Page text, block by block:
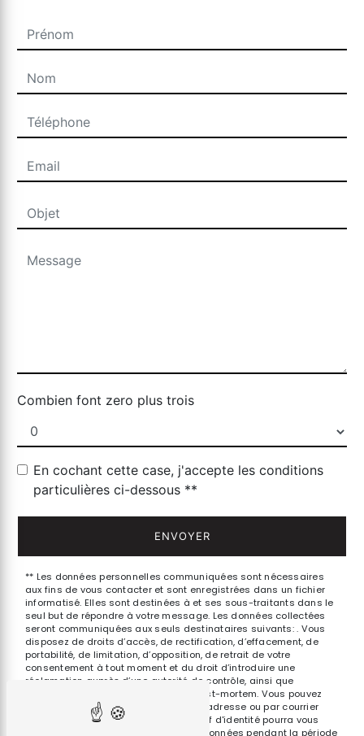
Combien font zero plus trois
En cochant cette case, j'accepte les conditions
particulières ci-dessous **
ENVOYER
** Les données personnelles communiquées sont nécessaires
aux fins de vous contacter et sont enregistrées dans un fichier
informatisé. Elles sont destinées à et ses sous-traitants dans le
seul but de répondre à votre message. Les données collectées
seront communiquées aux seuls destinataires suivants: . Vous
disposez de droits d’accès, de rectification, d’effacement, de
portabilité, de limitation, d’opposition, de retrait de votre
consentement à tout moment et du droit d’introduire une
réclamation auprès d’une autorité de contrôle, ainsi que
d’organiser le sort de vos données post-mortem. Vous pouvez
exercer ces droits par voie postale à l'adresse ou par courrier
électronique à l'adresse . Un justificatif d'identité pourra vous
être demandé. Nous conservons vos données pendant la période